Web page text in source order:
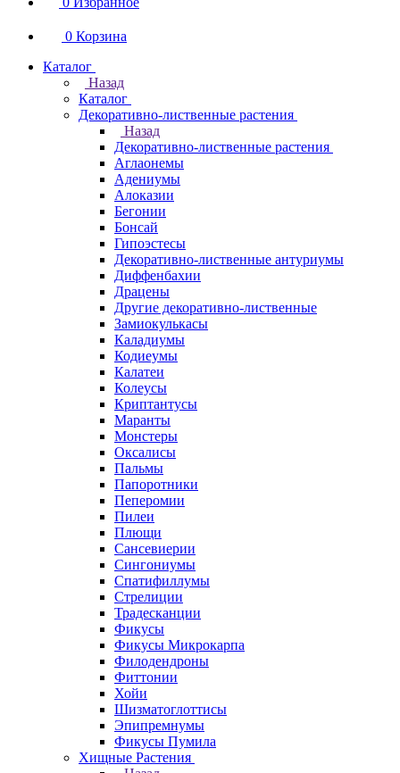
0 Корзина
Каталог
Назад
Каталог
Декоративно-лиственные растения
Назад
Декоративно-лиственные растения
Аглаонемы
Адениумы
Алоказии
Бегонии
Бонсай
Гипоэстесы
Декоративно-лиственные антуриумы
Диффенбахии
Драцены
Другие декоративно-лиственные
Замиокулькасы
Каладиумы
Кодиеумы
Калатеи
Колеусы
Криптантусы
Маранты
Монстеры
Оксалисы
Пальмы
Папоротники
Пеперомии
Пилеи
Плющи
Сансевиерии
Сингониумы
Спатифиллумы
Стрелиции
Традесканции
Фикусы
Фикусы Микрокарпа
Филодендроны
Фиттонии
Хойи
Шизматоглоттисы
Эпипремнумы
Фикусы Пумила
Хищные Растения